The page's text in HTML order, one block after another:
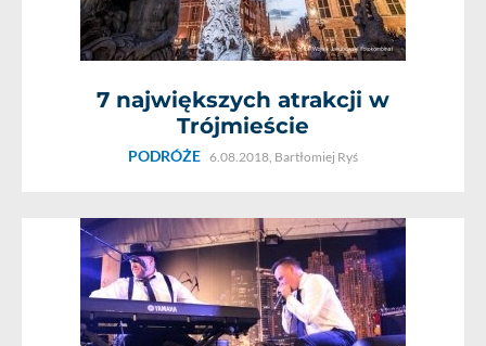
7 największych atrakcji w
Trójmieście
PODRÓŻE 6.08.2018, Bartłomiej Ryś